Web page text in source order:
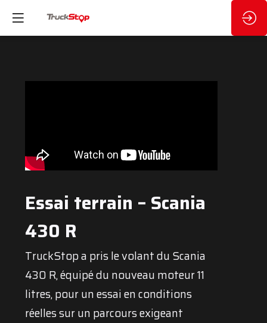
Essai terrain – Scania
430 R
TruckStop a pris le volant du Scania
430 R, équipé du nouveau moteur 11
litres, pour un essai en conditions
réelles sur un parcours exigeant